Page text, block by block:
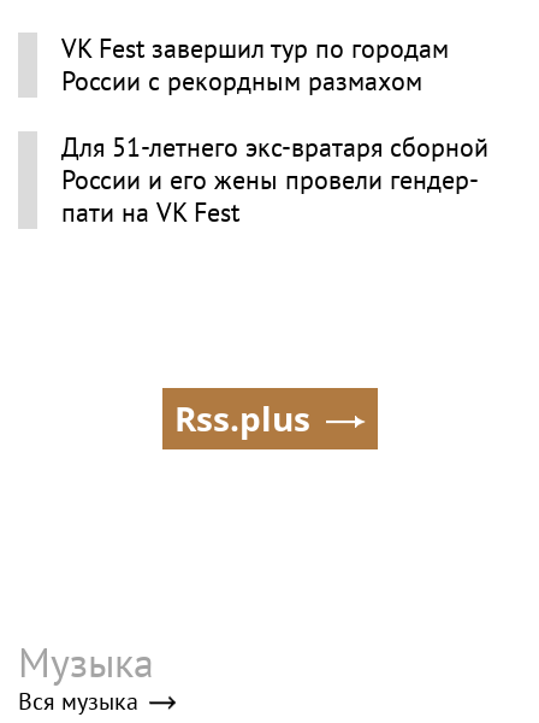
VK Fest завершил тур по городам
России с рекордным размахом
Для 51-летнего экс-вратаря сборной
России и его жены провели гендер-
пати на VK Fest
Rss.plus
Музыка
Вся музыка